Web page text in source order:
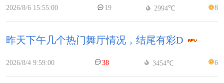
2026/8/6 15:55:00 19 2994℃ 8
昨天下午几个热门舞厅情况，结尾有彩D
2026/8/4 9:59:00 38 3454℃ 6